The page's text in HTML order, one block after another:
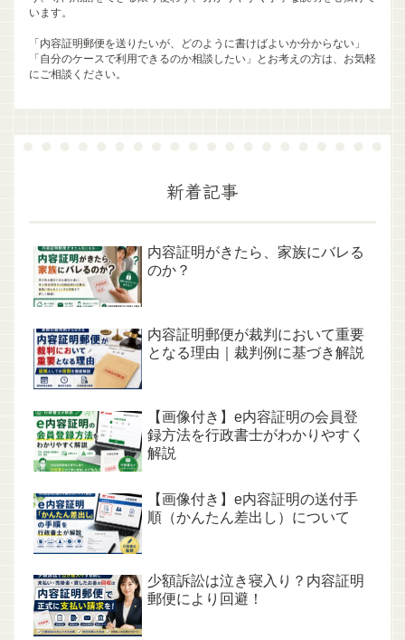
います。
「内容証明郵便を送りたいが、どのように書けばよいか分からない」
「自分のケースで利用できるのか相談したい」とお考えの方は、お気軽
にご相談ください。
新着記事
内容証明がきたら、家族にバレる
のか？
内容証明郵便が裁判において重要
となる理由｜裁判例に基づき解説
【画像付き】e内容証明の会員登
録方法を行政書士がわかりやすく
解説
【画像付き】e内容証明の送付手
順（かんたん差出し）について
少額訴訟は泣き寝入り？内容証明
郵便により回避！